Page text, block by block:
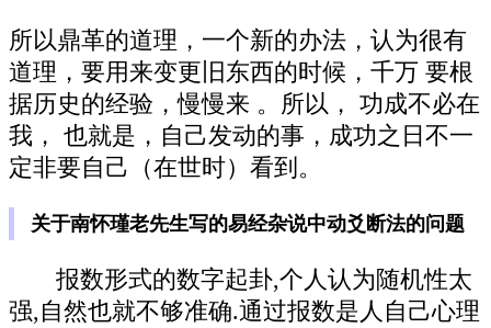
所以鼎革的道理，一个新的办法，认为很有
道理，要用来变更旧东西的时候，千万 要根
据历史的经验，慢慢来 。所以， 功成不必在
我， 也就是，自己发动的事，成功之日不一
定非要自己（在世时）看到。
关于南怀瑾老先生写的易经杂说中动爻断法的问题
报数形式的数字起卦,个人认为随机性太
强,自然也就不够准确.通过报数是人自己心理